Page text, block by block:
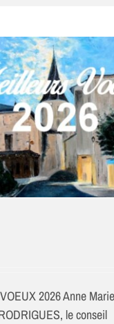
2026 Anne Marie
le conseil